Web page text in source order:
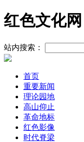
红色文化网
站内搜索：
首页
重要新闻
理论园地
高山仰止
革命地标
红色影像
时代脊梁